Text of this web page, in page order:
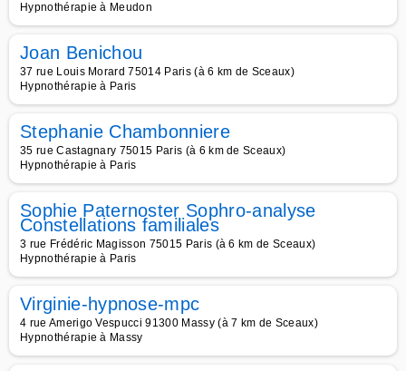
Hypnothérapie à Meudon
Joan Benichou
37 rue Louis Morard 75014 Paris (à 6 km de Sceaux)
Hypnothérapie à Paris
Stephanie Chambonniere
35 rue Castagnary 75015 Paris (à 6 km de Sceaux)
Hypnothérapie à Paris
Sophie Paternoster Sophro-analyse
Constellations familiales
3 rue Frédéric Magisson 75015 Paris (à 6 km de Sceaux)
Hypnothérapie à Paris
Virginie-hypnose-mpc
4 rue Amerigo Vespucci 91300 Massy (à 7 km de Sceaux)
Hypnothérapie à Massy